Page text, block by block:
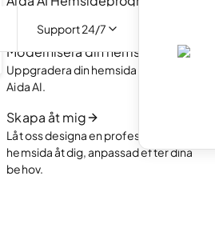
Support 24/7
Modernisera din hemsida NYTT
Uppgradera din hemsida snabbt med
Aida AI.
Skapa åt mig
Låt oss designa en professionell
hemsida åt dig, anpassad efter dina
behov.